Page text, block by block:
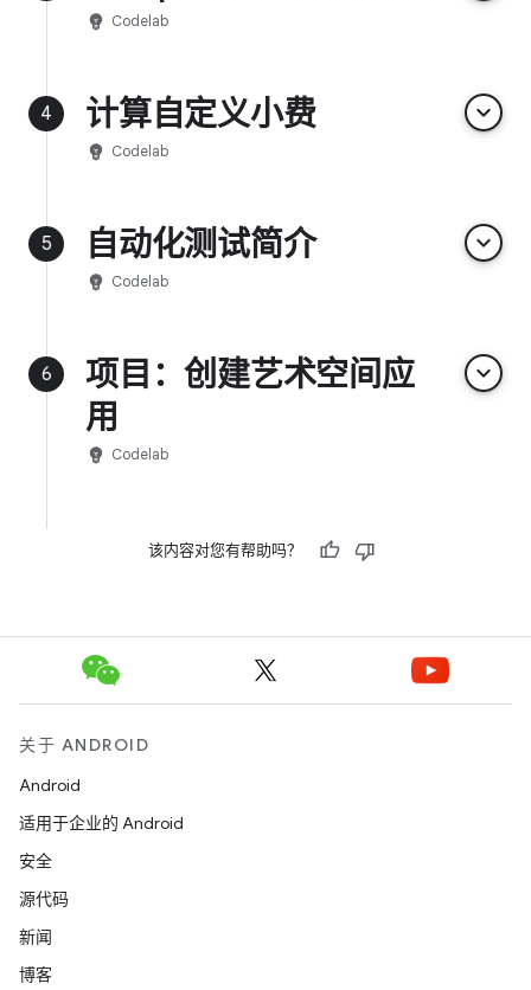
emoji_objects Codelab
4 计算自定义小费 keyboard_arrow_down
emoji_objects Codelab
5 自动化测试简介 keyboard_arrow_down
emoji_objects Codelab
6
项目：创建艺术空间应
用
keyboard_arrow_down
emoji_objects Codelab
该内容对您有帮助吗？
关于 ANDROID
Android
适用于企业的 Android
安全
源代码
新闻
博客